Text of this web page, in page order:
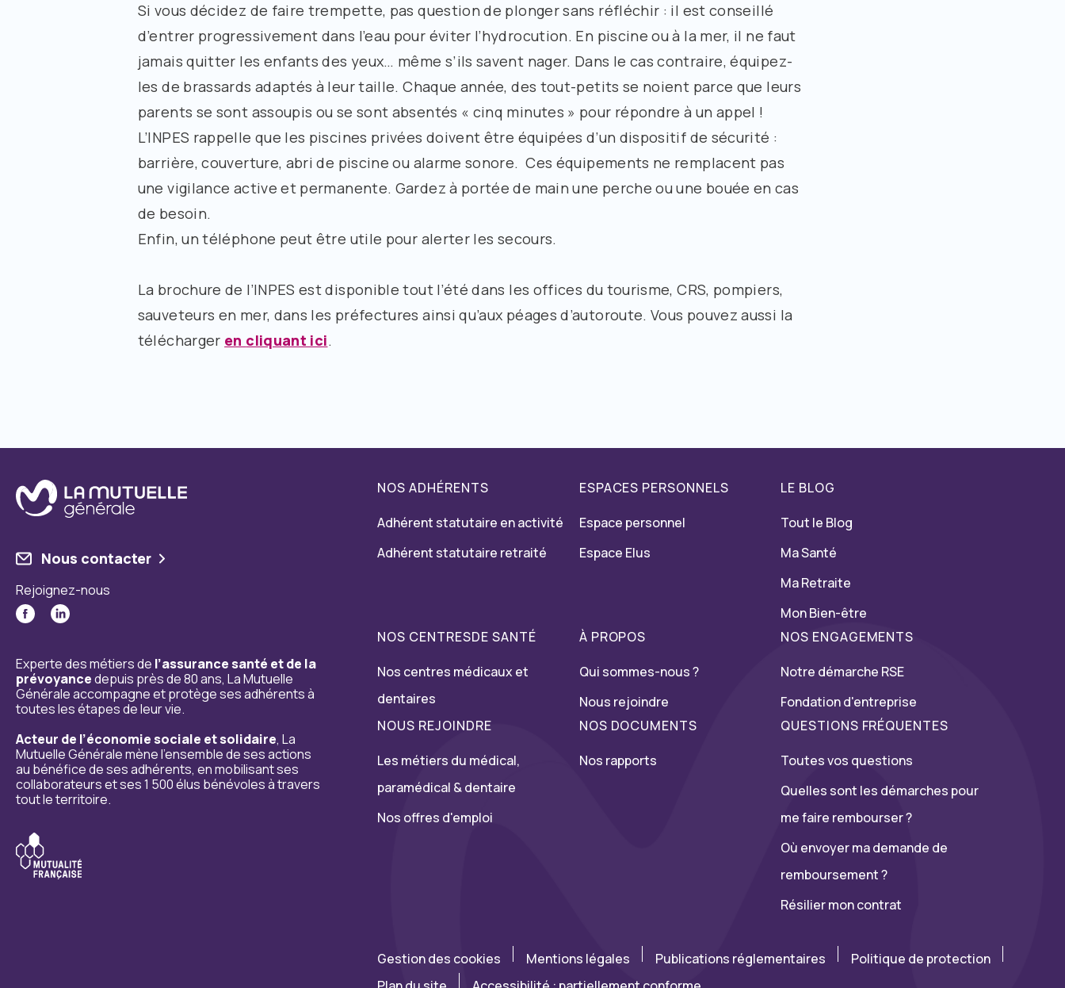
Si vous décidez de faire trempette, pas question de plonger sans réfléchir : il est conseillé
d’entrer progressivement dans l’eau pour éviter l’hydrocution. En piscine ou à la mer, il ne faut
jamais quitter les enfants des yeux… même s’ils savent nager. Dans le cas contraire, équipez-
les de brassards adaptés à leur taille. Chaque année, des tout-petits se noient parce que leurs
parents se sont assoupis ou se sont absentés « cinq minutes » pour répondre à un appel !
L’INPES rappelle que les piscines privées doivent être équipées d’un dispositif de sécurité :
barrière, couverture, abri de piscine ou alarme sonore. Ces équipements ne remplacent pas
une vigilance active et permanente. Gardez à portée de main une perche ou une bouée en cas
de besoin.
Enfin, un téléphone peut être utile pour alerter les secours.
La brochure de l’INPES est disponible tout l’été dans les offices du tourisme, CRS, pompiers,
sauveteurs en mer, dans les préfectures ainsi qu’aux péages d’autoroute. Vous pouvez aussi la
télécharger en cliquant ici.
Nous contacter
Rejoignez-nous
Experte des métiers de l’assurance santé et de la
prévoyancedepuis près de 80 ans, La Mutuelle
Générale accompagne et protège ses adhérents à
toutes les étapes de leur vie.
Acteur de l’économie sociale et solidaire, La
Mutuelle Générale mène l’ensemble de ses actions
au bénéfice de ses adhérents, en mobilisant ses
collaborateurs et ses 1 500 élus bénévoles à travers
tout le territoire.
NOS ADHÉRENTS
Adhérent statutaire en activité
Adhérent statutaire retraité
ESPACES PERSONNELS
Espace personnel
Espace Elus
LE BLOG
Tout le Blog
Ma Santé
Ma Retraite
Mon Bien-être
NOS CENTRESDE SANTÉ
Nos centres médicaux et
dentaires
À PROPOS
Qui sommes-nous ?
Nous rejoindre
NOS ENGAGEMENTS
Notre démarche RSE
Fondation d'entreprise
NOUS REJOINDRE
Les métiers du médical,
paramédical & dentaire
Nos offres d'emploi
NOS DOCUMENTS
Nos rapports
QUESTIONS FRÉQUENTES
Toutes vos questions
Quelles sont les démarches pour
me faire rembourser ?
Où envoyer ma demande de
remboursement ?
Résilier mon contrat
Gestion des cookies Mentions légales Publications réglementaires
Politique de protection